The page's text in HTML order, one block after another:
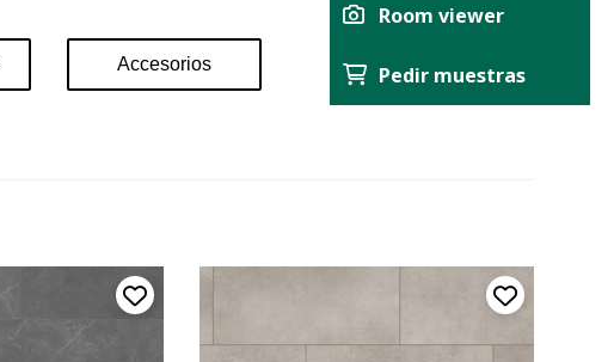
Italiano
Svenska
Accesorios
Añadir a mis favoritos Añadir a mis
Room viewer
Pedir muestras